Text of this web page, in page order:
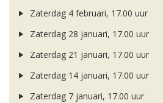
Zaterdag 4 februari, 17.00 uur
Zaterdag 28 januari, 17.00 uur
Zaterdag 21 januari, 17.00 uur
Zaterdag 14 januari, 17.00 uur
Zaterdag 7 januari, 17.00 uur